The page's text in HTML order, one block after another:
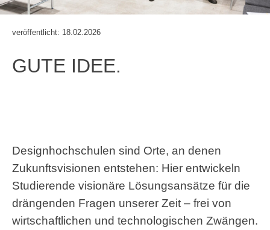
veröffentlicht: 18.02.2026
GUTE IDEE.
Designhochschulen sind Orte, an denen
Zukunftsvisionen entstehen: Hier entwickeln
Studierende visionäre Lösungsansätze für die
drängenden Fragen unserer Zeit – frei von
wirtschaftlichen und technologischen Zwängen.